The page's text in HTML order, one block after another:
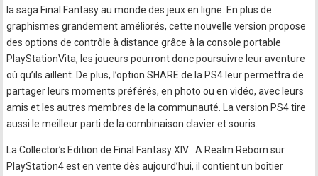
la saga Final Fantasy au monde des jeux en ligne. En plus de
graphismes grandement améliorés, cette nouvelle version propose
des options de contrôle à distance grâce à la console portable
PlayStationVita, les joueurs pourront donc poursuivre leur aventure
où qu’ils aillent. De plus, l’option SHARE de la PS4 leur permettra de
partager leurs moments préférés, en photo ou en vidéo, avec leurs
amis et les autres membres de la communauté. La version PS4 tire
aussi le meilleur parti de la combinaison clavier et souris.
La Collector’s Edition de Final Fantasy XIV : A Realm Reborn sur
PlayStation4 est en vente dès aujourd’hui, il contient un boîtier